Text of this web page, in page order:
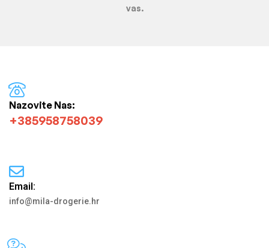
vas.
Nazovite Nas:
+385958758039
Email:
info@mila-drogerie.hr